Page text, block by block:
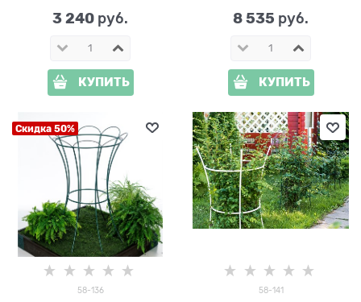
3 240 руб.
КУПИТЬ
8 535 руб.
КУПИТЬ
Скидка 50%
58-136 58-141